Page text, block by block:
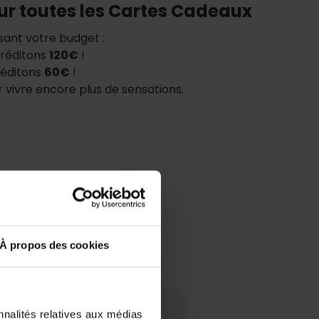
À propos des cookies
relatives aux médias
toutes les Cartes Cadeaux
votre budget :
120€ !
60€ !
encore plus de sensations.